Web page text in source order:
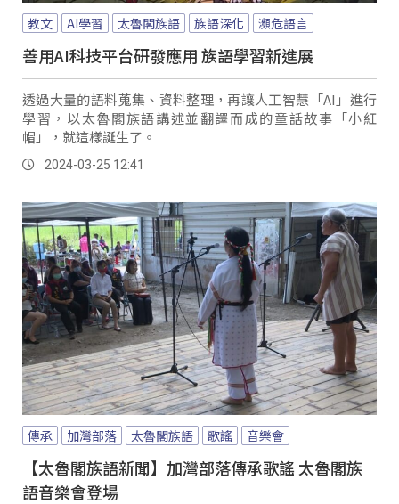
教文 AI學習 太魯閣族語 族語深化 瀕危語言
善用AI科技平台研發應用 族語學習新進展
透過大量的語料蒐集、資料整理，再讓人工智慧「AI」進行
學習，以太魯閣族語講述並翻譯而成的童話故事「小紅
帽」，就這樣誕生了。
2024-03-25 12:41
傳承 加灣部落 太魯閣族語 歌謠 音樂會
【太魯閣族語新聞】加灣部落傳承歌謠 太魯閣族
語音樂會登場